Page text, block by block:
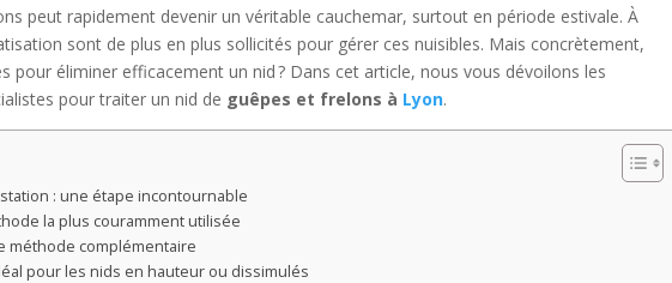
peut rapidement devenir un véritable cauchemar, surtout en période estivale. À
sont de plus en plus sollicités pour gérer ces nuisibles. Mais concrètement,
pour éliminer efficacement un nid ? Dans cet article, nous vous dévoilons les
pour traiter un nid de guêpes et frelons à Lyon.
: une étape incontournable
la plus couramment utilisée
méthode complémentaire
pour les nids en hauteur ou dissimulés